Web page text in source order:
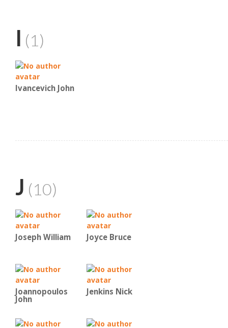
I (1)
Ivancevich John
J (10)
Joseph William Joyce Bruce
Joannopoulos
John
Jenkins Nick